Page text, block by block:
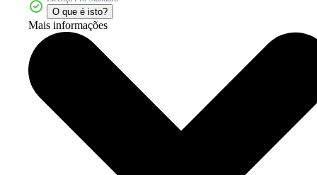
O que é isto?
Mais informações